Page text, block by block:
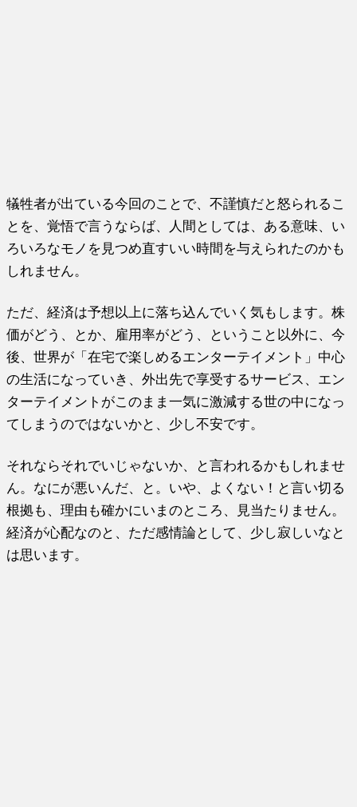
犠牲者が出ている今回のことで、不謹慎だと怒られるこ
とを、覚悟で言うならば、人間としては、ある意味、い
ろいろなモノを見つめ直すいい時間を与えられたのかも
しれません。
ただ、経済は予想以上に落ち込んでいく気もします。株
価がどう、とか、雇用率がどう、ということ以外に、今
後、世界が「在宅で楽しめるエンターテイメント」中心
の生活になっていき、外出先で享受するサービス、エン
ターテイメントがこのまま一気に激減する世の中になっ
てしまうのではないかと、少し不安です。
それならそれでいじゃないか、と言われるかもしれませ
ん。なにが悪いんだ、と。いや、よくない！と言い切る
根拠も、理由も確かにいまのところ、見当たりません。
経済が心配なのと、ただ感情論として、少し寂しいなと
は思います。